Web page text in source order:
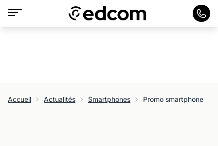
Accueil Actualités Smartphones Promo smartphone